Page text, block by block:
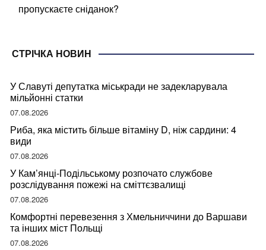
пропускаєте сніданок?
СТРІЧКА НОВИН
У Славуті депутатка міськради не задекларувала
мільйонні статки
07.08.2026
Риба, яка містить більше вітаміну D, ніж сардини: 4
види
07.08.2026
У Кам’янці-Подільському розпочато службове
розслідування пожежі на сміттєзвалищі
07.08.2026
Комфортні перевезення з Хмельниччини до Варшави
та інших міст Польщі
07.08.2026